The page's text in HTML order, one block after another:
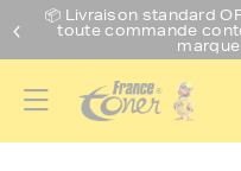
📦 Livraison standard O
toute commande